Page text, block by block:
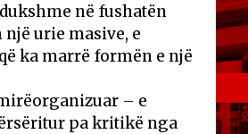
në fushatën
urie masive, e
ka marrë formën e një
– e
pa kritikë nga